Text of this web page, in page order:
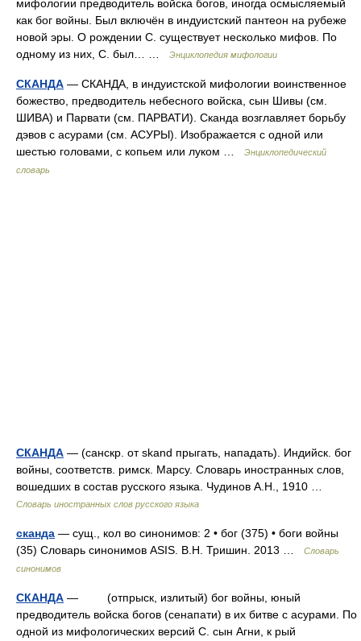
мифологии предводитель войска богов, иногда осмысляемый
как бог войны. Был включён в индуистский пантеон на рубеже
новой эры. О рождении С. существует несколько мифов. По
одному из них, С. был… …
Энциклопедия мифологии
СКАНДА — СКАНДА, в индуистской мифологии воинственное
божество, предводитель небесного войска, сын Шивы (см.
ШИВА) и Парвати (см. ПАРВАТИ). Сканда возглавляет борьбу
дэвов с асурами (см. АСУРЫ). Изображается с одной или
шестью головами, с копьем или луком …
Энциклопедический
словарь
СКАНДА — (санскр. от skand прыгать, нападать). Индийск. бог
войны, соответств. римск. Марсу. Словарь иностранных слов,
вошедших в состав русского языка. Чудинов А.Н., 1910 …
Словарь иностранных слов русского языка
сканда — сущ., кол во синонимов: 2 • бог (375) • боги войны
(35) Словарь синонимов ASIS. В.Н. Тришин. 2013 …
Словарь
синонимов
СКАНДА — (отпрыск, излитый) бог войны, юный
предводитель войска богов (сенапати) в их битве с асурами. По
одной из мифологических версий С. сын Агни, к рый